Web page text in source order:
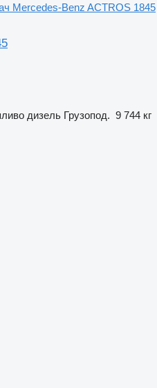
Mercedes-Benz ACTROS 1845
дизель Грузопод. 9 744 кг